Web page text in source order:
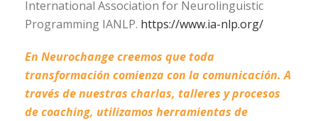
International Association for Neurolinguistic
Programming IANLP. https://www.ia-nlp.org/
En Neurochange creemos que toda
transformación comienza con la comunicación. A
través de nuestras charlas, talleres y procesos
de coaching, utilizamos herramientas de